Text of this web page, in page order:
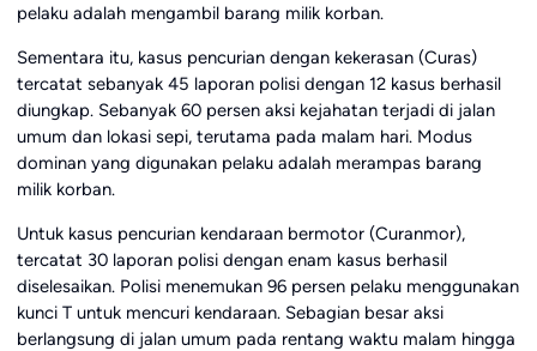
pelaku adalah mengambil barang milik korban.
Sementara itu, kasus pencurian dengan kekerasan (Curas)
tercatat sebanyak 45 laporan polisi dengan 12 kasus berhasil
diungkap. Sebanyak 60 persen aksi kejahatan terjadi di jalan
umum dan lokasi sepi, terutama pada malam hari. Modus
dominan yang digunakan pelaku adalah merampas barang
milik korban.
Untuk kasus pencurian kendaraan bermotor (Curanmor),
tercatat 30 laporan polisi dengan enam kasus berhasil
diselesaikan. Polisi menemukan 96 persen pelaku menggunakan
kunci T untuk mencuri kendaraan. Sebagian besar aksi
berlangsung di jalan umum pada rentang waktu malam hingga